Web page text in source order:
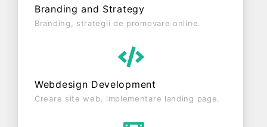
Branding and Strategy
Branding, strategii de promovare online.
Webdesign Development
Creare site web, implementare landing page.